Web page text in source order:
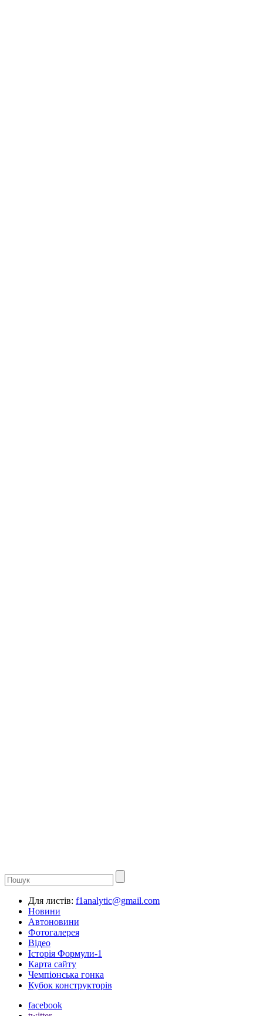
Для листів: f1analytic@gmail.com
Новини
Автоновини
Фотогалерея
Відео
Історія Формули-1
Карта сайту
Чемпіонська гонка
Кубок конструкторів
facebook